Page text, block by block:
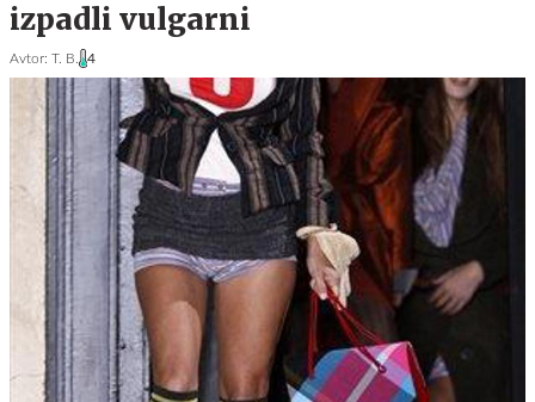
izpadli vulgarni
Avtor: T. B. 4